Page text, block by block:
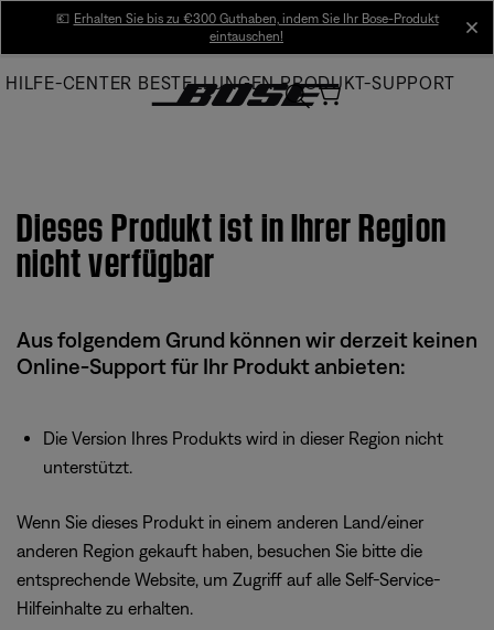
Main
💶 Erhalten Sie bis zu €300 Guthaben, indem Sie Ihr Bose-Produkt
eintauschen!
HILFE-CENTER BESTELLUNGEN PRODUKT-SUPPORT
Dieses Produkt ist in Ihrer Region
nicht verfügbar
Aus folgendem Grund können wir derzeit keinen
Online-Support für Ihr Produkt anbieten:
Die Version Ihres Produkts wird in dieser Region nicht
unterstützt.
Wenn Sie dieses Produkt in einem anderen Land/einer
anderen Region gekauft haben, besuchen Sie bitte die
entsprechende Website, um Zugriff auf alle Self-Service-
Hilfeinhalte zu erhalten.